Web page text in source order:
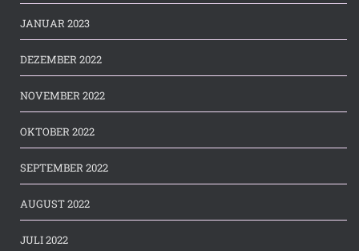
JANUAR 2023
DEZEMBER 2022
NOVEMBER 2022
OKTOBER 2022
SEPTEMBER 2022
AUGUST 2022
JULI 2022